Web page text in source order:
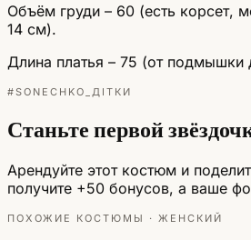
Объём груди – 60 (есть корсет,
14 см).
Длина платья – 75 (от подмышки
#SONECHKO_ДІТКИ
Станьте первой
Арендуйте этот костюм и
получите +50 бонусов, а ваше
ПОХОЖИЕ КОСТЮМЫ · ЖЕНСКИЙ